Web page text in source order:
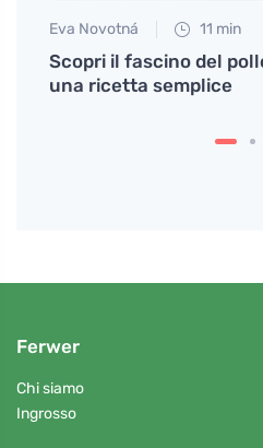
Eva Novotná 11 min
Scopri il fascino del
una ricetta semplice
Ferwer
Chi siamo
Ingrosso